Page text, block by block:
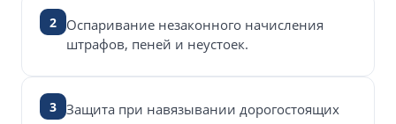
2
Оспаривание незаконного начисления
штрафов, пеней и неустоек.
3 Защита при навязывании дорогостоящих